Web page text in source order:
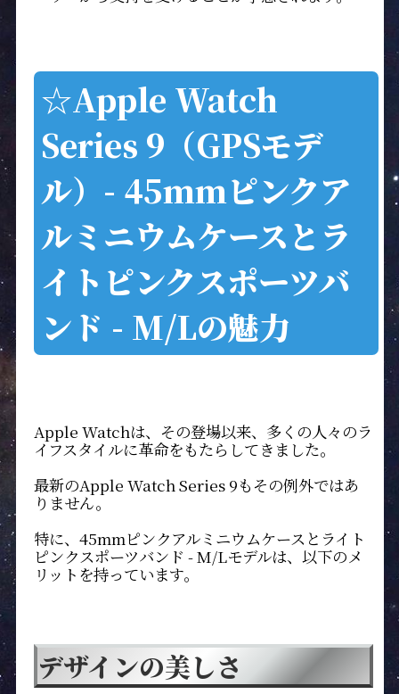
☆Apple Watch
Series 9（GPSモデ
ル）- 45mmピンクア
ルミニウムケースとラ
イトピンクスポーツバ
ンド - M/Lの魅力
Apple Watchは、その登場以来、多くの人々のラ
イフスタイルに革命をもたらしてきました。
最新のApple Watch Series 9もその例外ではあ
りません。
特に、45mmピンクアルミニウムケースとライト
ピンクスポーツバンド - M/Lモデルは、以下のメ
リットを持っています。
デザインの美しさ